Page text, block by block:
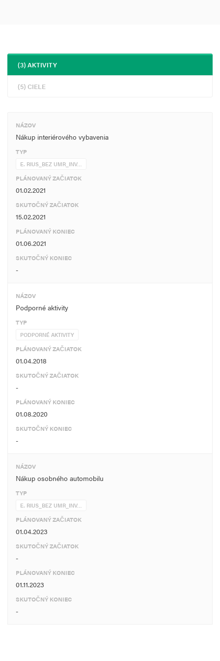
(3) AKTIVITY
(5) CIELE
NÁZOV
Nákup interiérového vybavenia
TYP
E. RIUS_BEZ UMR_INV…
PLÁNOVANÝ ZAČIATOK
01.02.2021
SKUTOČNÝ ZAČIATOK
15.02.2021
PLÁNOVANÝ KONIEC
01.06.2021
SKUTOČNÝ KONIEC
-
NÁZOV
Podporné aktivity
TYP
PODPORNÉ AKTIVITY
PLÁNOVANÝ ZAČIATOK
01.04.2018
SKUTOČNÝ ZAČIATOK
-
PLÁNOVANÝ KONIEC
01.08.2020
SKUTOČNÝ KONIEC
-
NÁZOV
Nákup osobného automobilu
TYP
E. RIUS_BEZ UMR_INV…
PLÁNOVANÝ ZAČIATOK
01.04.2023
SKUTOČNÝ ZAČIATOK
-
PLÁNOVANÝ KONIEC
01.11.2023
SKUTOČNÝ KONIEC
-